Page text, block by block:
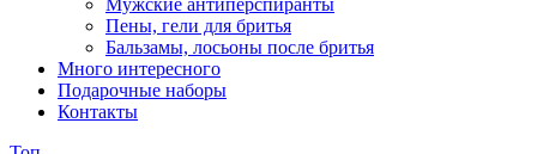
Пены, гели для бритья
Бальзамы, лосьоны после бритья
Много интересного
Подарочные наборы
Контакты